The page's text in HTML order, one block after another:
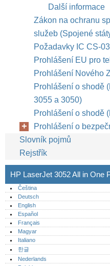
Další informace
Zákon na ochranu
služeb (Spojené
Požadavky IC CS-03
Prohlášení EU pro
Prohlášení Nového
Prohlášení o shodě
3055 a 3050)
Prohlášení o shodě
Prohlášení o
Slovník pojmů
Rejstřík
HP LaserJet 3052 All in One
Čeština
Deutsch
English
Español
Français
Magyar
Italiano
한글
Nederlands